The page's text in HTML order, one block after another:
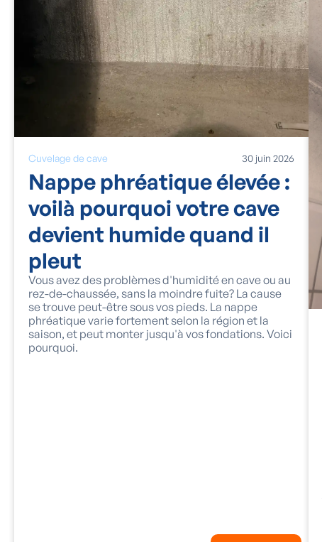
Cuvelage de cave 30 juin 2026
Nappe phréatique élevée :
voilà pourquoi votre cave
devient humide quand il
pleut
Vous avez des problèmes d'humidité en cave ou au
rez-de-chaussée, sans la moindre fuite? La cause
se trouve peut-être sous vos pieds. La nappe
phréatique varie fortement selon la région et la
saison, et peut monter jusqu'à vos fondations. Voici
pourquoi.